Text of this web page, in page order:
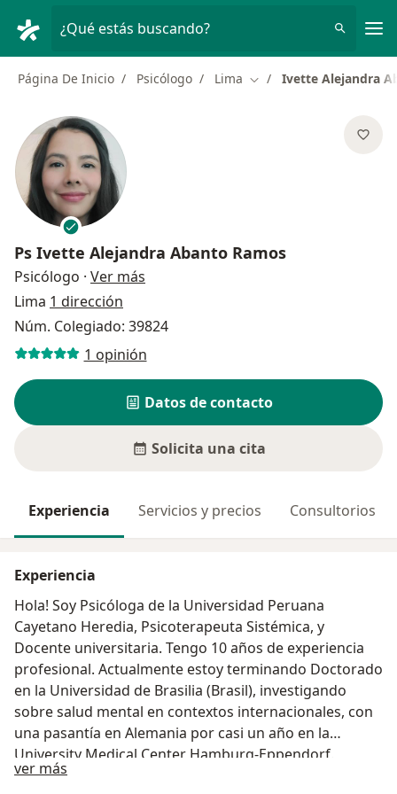
¿Qué estás buscando?
Página De Inicio Psicólogo Lima Cambiar de ciudad
Ivette Alejandra
Ps Ivette Alejandra Abanto Ramos
Psicólogo · Ver más
Lima 1 dirección
Núm. Colegiado: 39824
1 opinión
Datos de contacto
Solicita una cita
Experiencia Servicios y precios Consultorios
Experiencia
Hola! Soy Psicóloga de la Universidad Peruana
Cayetano Heredia, Psicoterapeuta Sistémica, y
Docente universitaria. Tengo 10 años de experiencia
profesional. Actualmente estoy terminando Doctorado
en la Universidad de Brasilia (Brasil), investigando
sobre salud mental en contextos internacionales, con
una pasantía en Alemania por casi un año en la
University Medical Center Hamburg-Eppendorf.
Realizo acompañamiento terapéutico en cuestiones
ver más